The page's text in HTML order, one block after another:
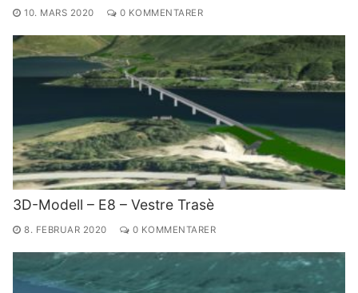
10. MARS 2020 0 KOMMENTARER
3D-Modell – E8 – Vestre Trasè
8. FEBRUAR 2020 0 KOMMENTARER